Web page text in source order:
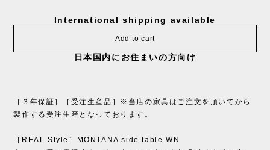
International shipping available
Add to cart
日本国内にお住まいの方向け
［３年保証］［受注生産品］※当店の家具はご注文を頂いてから
製作する受注生産となっております。
［REAL Style］MONTANA side table WN